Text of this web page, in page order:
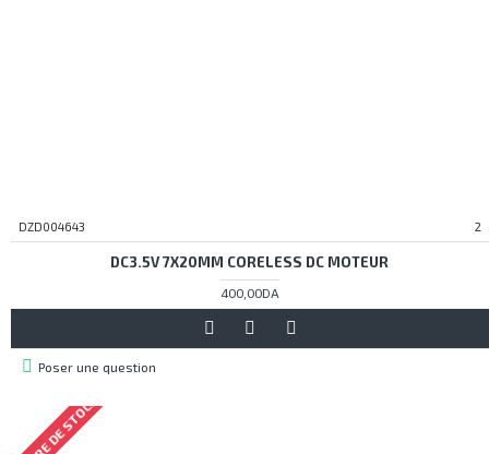
DZD004643 2
DC3.5V 7X20MM CORELESS DC MOTEUR
400,00DA
Poser une question